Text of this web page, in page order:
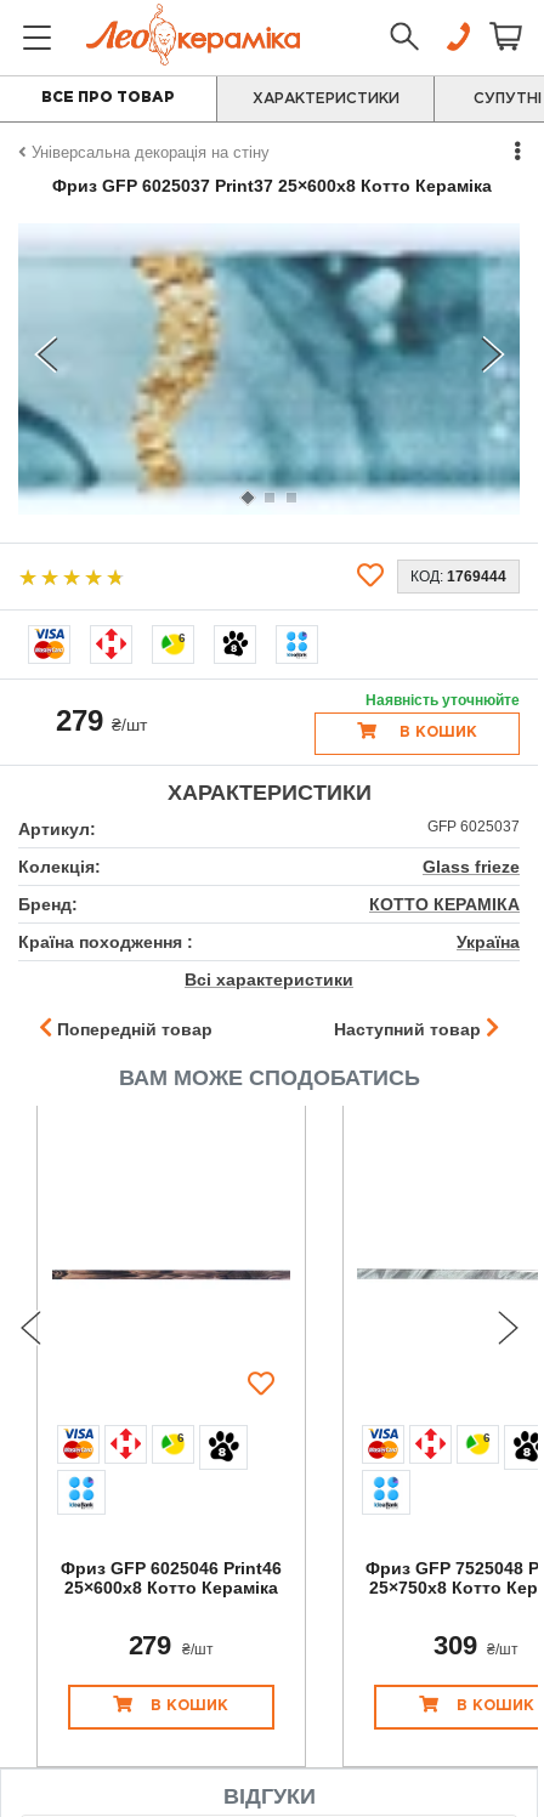
ВСЕ ПРО ТОВАР ХАРАКТЕРИСТИКИ
Універсальна декорація на стіну
Фриз GFР 6025037 Print37 25×600x8 Котто Кераміка
КОД: 1769444
6
279₴/шт
Наявність уточнюйте
В КОШИК
ХАРАКТЕРИСТИКИ
Артикул: GFР 6025037
Колекція:
Glass frieze
Бренд:
КОТТО КЕРАМІКА
Країна походження :
Україна
Всі характеристики
Попередній товар Наступний товар
ВАМ МОЖЕ СПОДОБАТИСЬ
6
Фриз GFР 6025046 Print46
25×600x8 Котто Кераміка
279 ₴/шт
В КОШИК
6
Фриз GFР 7525048
25×750x8 Котто
309 ₴/шт
В КОШИК
ВІДГУКИ